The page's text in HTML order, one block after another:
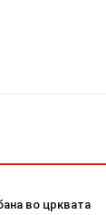
во црквата